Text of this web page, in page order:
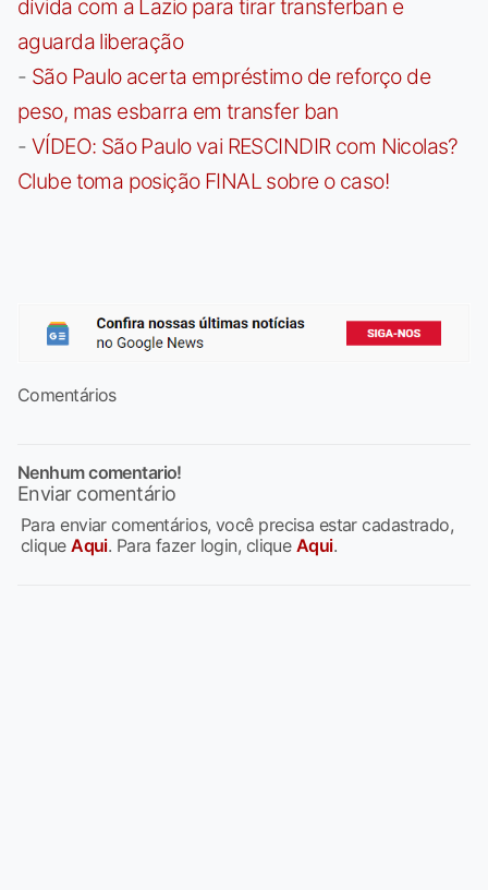
dívida com a Lazio para tirar transferban e
aguarda liberação
- São Paulo acerta empréstimo de reforço de
peso, mas esbarra em transfer ban
- VÍDEO: São Paulo vai RESCINDIR com Nicolas?
Clube toma posição FINAL sobre o caso!
Comentários
Nenhum comentario!
Enviar comentário
Para enviar comentários, você precisa estar cadastrado,
cliqueAqui. Para fazer login, clique Aqui.